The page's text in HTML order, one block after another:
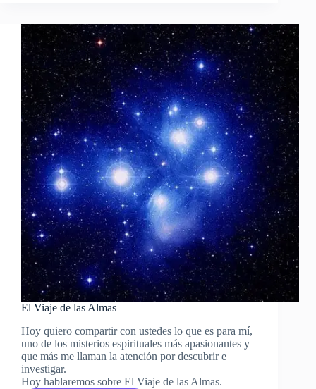
El Viaje de las Almas
Hoy quiero compartir con ustedes lo que es para mí,
uno de los misterios espirituales más apasionantes y
que más me llaman la atención por descubrir e
investigar.
Hoy hablaremos sobre El Viaje de las Almas.